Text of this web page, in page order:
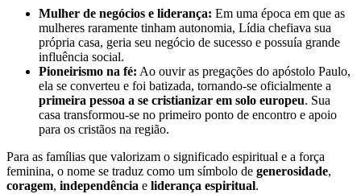
Mulher de negócios e liderança: Em uma época em que as
mulheres raramente tinham autonomia, Lídia chefiava sua
própria casa, geria seu negócio de sucesso e possuía grande
influência social.
Pioneirismo na fé: Ao ouvir as pregações do apóstolo Paulo,
ela se converteu e foi batizada, tornando-se oficialmente a
primeira pessoa a se cristianizar em solo europeu. Sua
casa transformou-se no primeiro ponto de encontro e apoio
para os cristãos na região.
Para as famílias que valorizam o significado espiritual e a força
feminina, o nome se traduz como um símbolo de generosidade,
coragem, independência e liderança espiritual.